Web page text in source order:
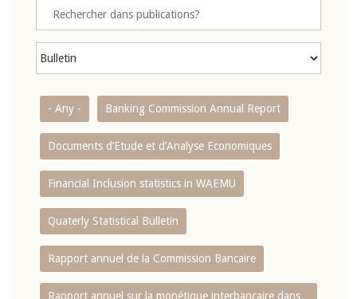
- Any - Banking Commission Annual Report
Documents d’Etude et d’Analyse Economiques
Financial Inclusion statistics in WAEMU
Quaterly Statistical Bulletin
Rapport annuel de la Commission Bancaire
Rapport annuel sur la monétique interbancaire dans